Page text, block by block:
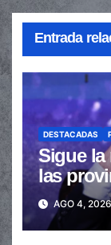
Entrada
DESTACADAS
Sigue la
las
AGO 4, 2026